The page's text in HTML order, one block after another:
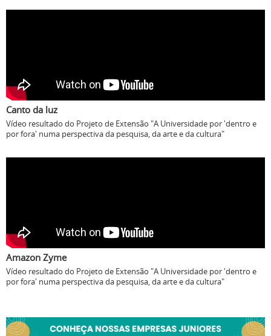
Canto da luz
Vídeo resultado do Projeto de Extensão "A Universidade por 'dentro e
por fora' numa perspectiva da pesquisa, da arte e da cultura"
Amazon Zyme
Vídeo resultado do Projeto de Extensão "A Universidade por 'dentro e
por fora' numa perspectiva da pesquisa, da arte e da cultura"